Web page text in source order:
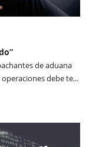
de aduana
debe te...